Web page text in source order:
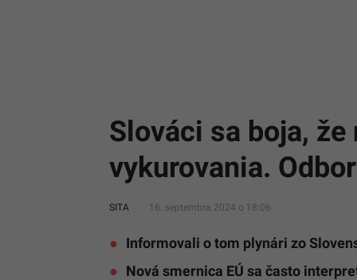
Slováci sa boja,
vykurovania.
SITA 16. septembra 2024 o 18:06
Informovali o tom plynári zo
Nová smernica EÚ sa často